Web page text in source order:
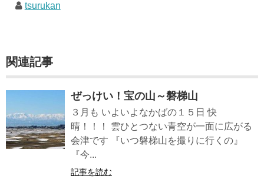
tsurukan
関連記事
ぜっけい！宝の山～磐梯山
３月も いよいよなかばの１５日 快
晴！！！ 雲ひとつない青空が一面に広がる
会津です 『いつ磐梯山を撮りに行くの』
『今...
記事を読む